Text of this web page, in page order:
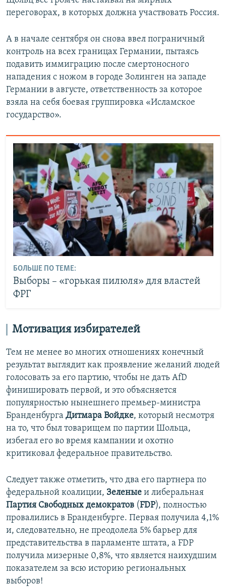
переговорах, в которых должна участвовать Россия.
А в начале сентября он снова ввел пограничный
контроль на всех границах Германии, пытаясь
подавить иммиграцию после смертоносного
нападения с ножом в городе Золинген на западе
Германии в августе, ответственность за которое
взяла на себя боевая группировка «Исламское
государство».
БОЛЬШЕ ПО ТЕМЕ:
Выборы – «горькая пилюля» для властей
ФРГ
Мотивация избирателей
Тем не менее во многих отношениях конечный
результат выглядит как проявление желаний людей
голосовать за его партию, чтобы не дать AfD
финишировать первой, и это объясняется
популярностью нынешнего премьер-министра
Бранденбурга Дитмара Войдке, который несмотря
на то, что был товарищем по партии Шольца,
избегал его во время кампании и охотно
критиковал федеральное правительство.
Следует также отметить, что два его партнера по
федеральной коалиции, Зеленые и либеральная
Партия Свободных демократов (FDP), полностью
провалились в Бранденбурге. Первая получила 4,1%
и, следовательно, не преодолела 5% барьер для
представительства в парламенте штата, а FDP
получила мизерные 0,8%, что является наихудшим
показателем за всю историю региональных
выборов!